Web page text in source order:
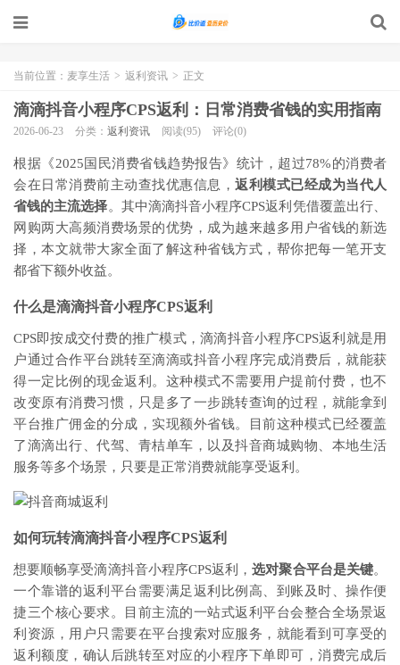
当前位置： 麦享生活 > 返利资讯 > 正文
滴滴抖音小程序CPS返利：日常消费省钱的实用指南
2026-06-23 分类： 返利资讯 阅读(95) 评论(0)
根据《2025国民消费省钱趋势报告》统计，超过78%的消费者
会在日常消费前主动查找优惠信息， 返利模式已经成为当代人
省钱的主流选择。其中滴滴抖音小程序CPS返利凭借覆盖出行、
网购两大高频消费场景的优势，成为越来越多用户省钱的新选
择，本文就带大家全面了解这种省钱方式，帮你把每一笔开支
都省下额外收益。
什么是滴滴抖音小程序CPS返利
CPS即按成交付费的推广模式，滴滴抖音小程序CPS返利就是用
户通过合作平台跳转至滴滴或抖音小程序完成消费后，就能获
得一定比例的现金返利。这种模式不需要用户提前付费，也不
改变原有消费习惯，只是多了一步跳转查询的过程，就能拿到
平台推广佣金的分成，实现额外省钱。目前这种模式已经覆盖
了滴滴出行、代驾、青桔单车，以及抖音商城购物、本地生活
服务等多个场景，只要是正常消费就能享受返利。
如何玩转滴滴抖音小程序CPS返利
想要顺畅享受滴滴抖音小程序CPS返利，选对聚合平台是关键。
一个靠谱的返利平台需要满足返利比例高、到账及时、操作便
捷三个核心要求。目前主流的一站式返利平台会整合全场景返
利资源，用户只需要在平台搜索对应服务，就能看到可享受的
返利额度，确认后跳转至对应的小程序下单即可，消费完成后